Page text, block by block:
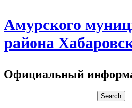
Амурского
района
Официальный